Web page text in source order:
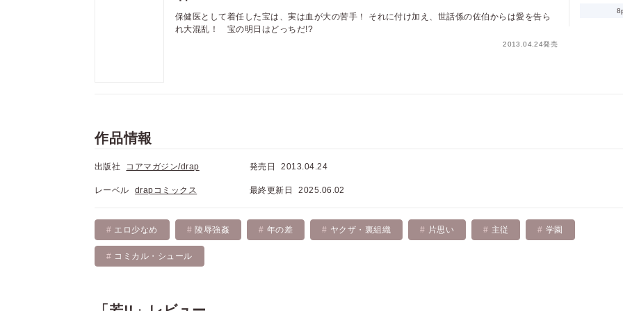
保健医として着任した宝は、実は血が大の苦手！ それに付け加え、世話係の佐伯からは愛を告ら
れ大混乱！ 宝の明日はどっちだ!?
2013.04.24発売
作品情報
出版社 コアマガジン/drap
レーベル drapコミックス
発売日 2013.04.24
最終更新日 2025.06.02
エロ少なめ 陵辱強姦 年の差 ヤクザ・裏組織 片思い 主従 学園
コミカル・シュール